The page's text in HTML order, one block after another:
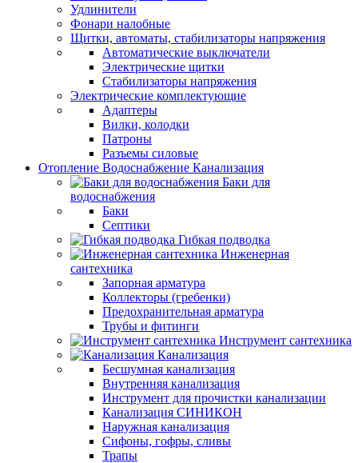
Удлинители
Фонари налобные
Щитки, автоматы, стабилизаторы напряжения
Автоматические выключатели
Электрические щитки
Стабилизаторы напряжения
Электрические комплектующие
Адаптеры
Вилки, колодки
Патроны
Разъемы силовые
Отопление Водоснабжение Канализация
Баки для
водоснабжения
Баки
Септики
Гибкая подводка
Инженерная
сантехника
Запорная арматура
Коллекторы (гребенки)
Предохранительная арматура
Трубы и фитинги
Инструмент сантехника
Канализация
Бесшумная канализация
Внутренняя канализация
Инструмент для прочистки канализации
Канализация СИНИКОН
Наружная канализация
Сифоны, гофры, сливы
Трапы